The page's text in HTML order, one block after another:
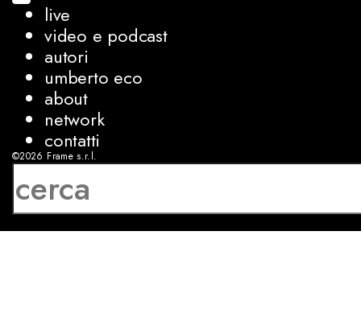
live
video e podcast
autori
umberto eco
about
network
contatti
©2026 Frame s.r.l.
P.IVA 08927250962
sviluppo:Luca Bunino